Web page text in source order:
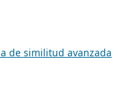
de similitud avanzada